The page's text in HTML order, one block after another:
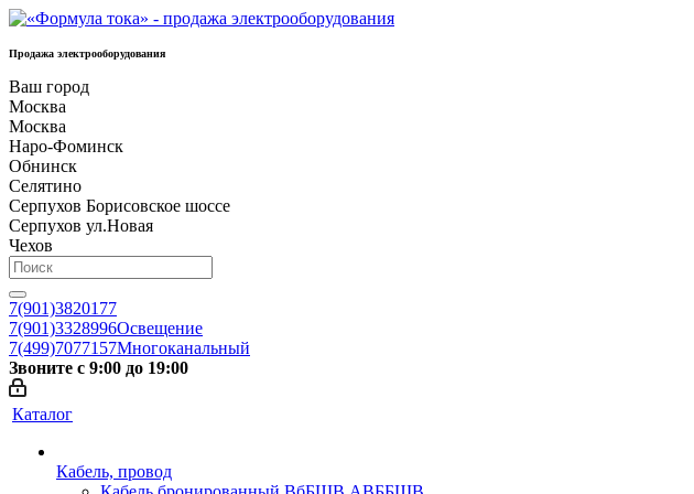
Продажа электрооборудования
Ваш город
Москва
Москва
Наро-Фоминск
Обнинск
Селятино
Серпухов Борисовское шоссе
Серпухов ул.Новая
Чехов
7(901)3820177
7(901)3328996Освещение
7(499)7077157Многоканальный
Звоните с 9:00 до 19:00
Каталог
Кабель, провод